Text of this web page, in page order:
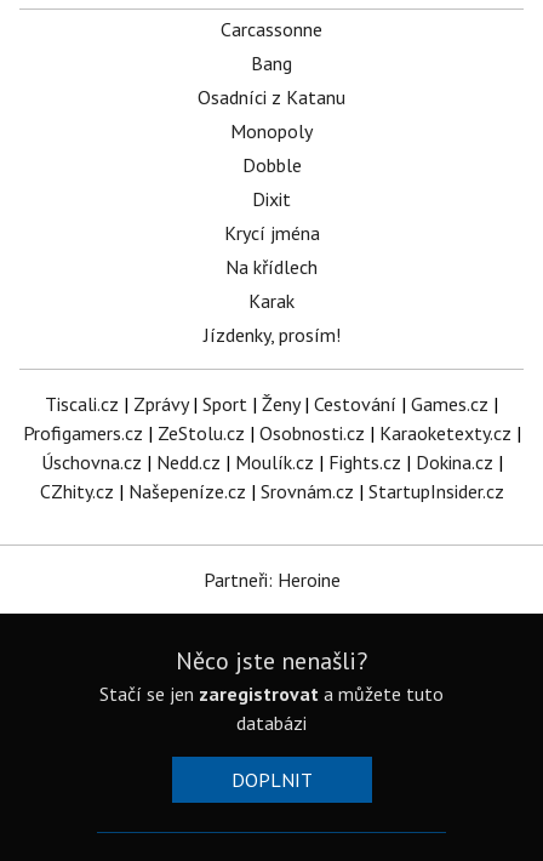
Carcassonne
Bang
Osadníci z Katanu
Monopoly
Dobble
Dixit
Krycí jména
Na křídlech
Karak
Jízdenky, prosím!
Tiscali.cz | Zprávy| Sport | Ženy| Cestování | Games.cz |
Profigamers.cz | ZeStolu.cz | Osobnosti.cz | Karaoketexty.cz |
Úschovna.cz | Nedd.cz | Moulík.cz | Fights.cz | Dokina.cz |
CZhity.cz | Našepeníze.cz | Srovnám.cz | StartupInsider.cz
Partneři: Heroine
Něco jste nenašli?
Stačí se jen zaregistrovat a můžete tuto
databázi
DOPLNIT